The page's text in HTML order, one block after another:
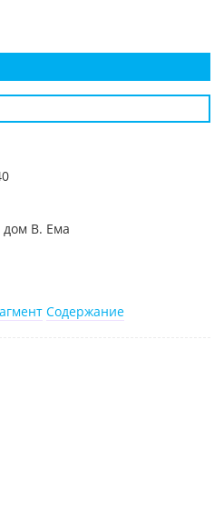
дом В. Ема
Содержание